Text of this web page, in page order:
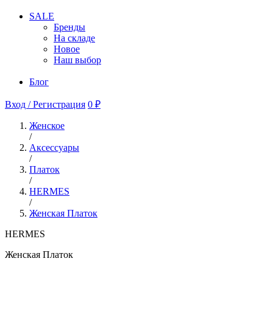
SALE
Бренды
На складе
Новое
Наш выбор
Блог
Вход / Регистрация 0 ₽
Женское
/
Аксессуары
/
Платок
/
HERMES
/
Женская Платок
HERMES
Женская Платок